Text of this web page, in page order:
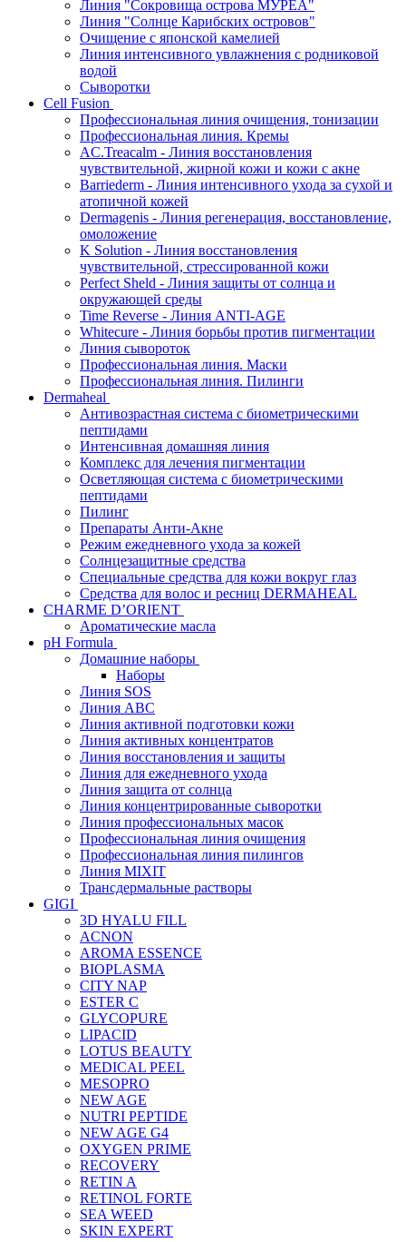
Линия "Сокровища острова МУРЕА"
Линия "Солнце Карибских островов"
Очищение с японской камелией
Линия интенсивного увлажнения с родниковой
водой
Сыворотки
Cell Fusion
Профессиональная линия очищения, тонизации
Профессиональная линия. Кремы
AC.Treacalm - Линия восстановления
чувствительной, жирной кожи и кожи с акне
Barriederm - Линия интенсивного ухода за сухой и
атопичной кожей
Dermagenis - Линия регенерация, восстановление,
омоложение
K Solution - Линия восстановления
чувствительной, стрессированной кожи
Perfect Sheld - Линия защиты от солнца и
окружающей среды
Time Reverse - Линия ANTI-AGE
Whitecure - Линия борьбы против пигментации
Линия сывороток
Профессиональная линия. Маски
Профессиональная линия. Пилинги
Dermaheal
Антивозрастная система с биометрическими
пептидами
Интенсивная домашняя линия
Комплекс для лечения пигментации
Осветляющая система с биометрическими
пептидами
Пилинг
Препараты Анти-Акне
Режим ежедневного ухода за кожей
Солнцезащитные средства
Специальные средства для кожи вокруг глаз
Средства для волос и ресниц DERMAHEAL
CHARME D’ORIENT
Ароматические масла
pH Formula
Домашние наборы
Наборы
Линия SOS
Линия АВС
Линия активной подготовки кожи
Линия активных концентратов
Линия восстановления и защиты
Линия для ежедневного ухода
Линия защита от солнца
Линия концентрированные сыворотки
Линия профессиональных масок
Профессиональная линия очищения
Профессиональная линия пилингов
Линия MIXIT
Трансдермальные растворы
GIGI
3D HYALU FILL
ACNON
AROMA ESSENCE
BIOPLASMA
CITY NAP
ESTER C
GLYCOPURE
LIPACID
LOTUS BEAUTY
MEDICAL PEEL
MESOPRO
NEW AGE
NUTRI PEPTIDE
NEW AGE G4
OXYGEN PRIME
RECOVERY
RETIN A
RETINOL FORTE
SEA WEED
SKIN EXPERT